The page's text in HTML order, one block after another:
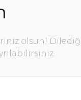
olsun!